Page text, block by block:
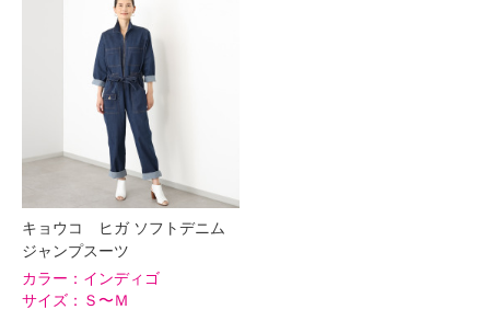
キョウコ ヒガ ソフトデニム
ジャンプスーツ
カラー： インディゴ
サイズ： Ｓ〜Ｍ